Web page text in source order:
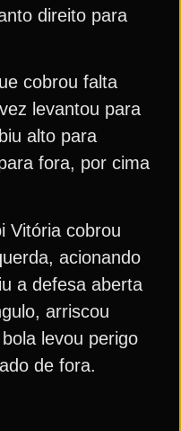
direito para
cobrou falta
levantou para
alto para
fora, por cima
Vitória cobrou
acionando
a defesa aberta
arriscou
levou perigo
de fora.